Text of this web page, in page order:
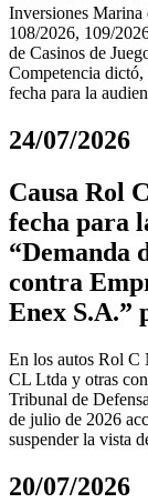
Inversiones Marina
108/2026, 109/
de Casinos de
Competencia
fecha para la
24/07/2026
Causa Rol
fecha para
“Demanda
contra
Enex S.A.”
En los autos Rol C
CL Ltda y otras
Tribunal de
de julio de 2026
suspender la vista
20/07/2026